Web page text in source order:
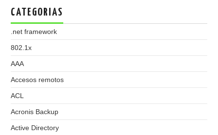
CATEGORIAS
.net framework
802.1x
AAA
Accesos remotos
ACL
Acronis Backup
Active Directory